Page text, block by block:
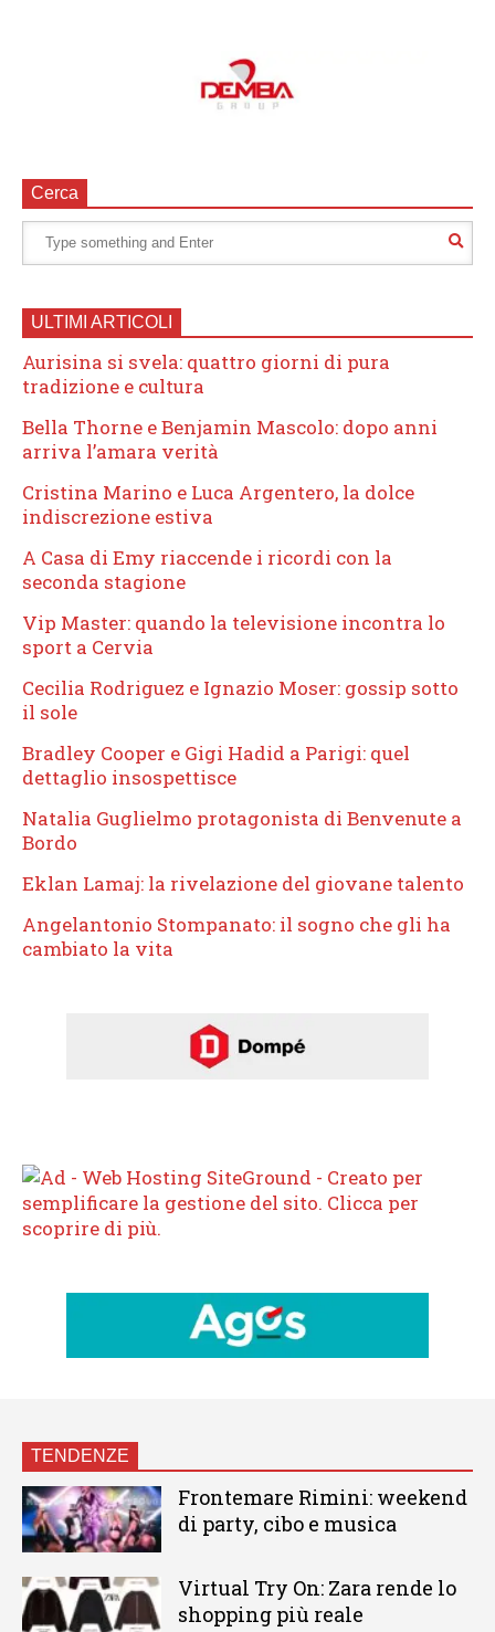
Cerca
ULTIMI ARTICOLI
Aurisina si svela: quattro giorni di pura
tradizione e cultura
Bella Thorne e Benjamin Mascolo: dopo anni
arriva l’amara verità
Cristina Marino e Luca Argentero, la dolce
indiscrezione estiva
A Casa di Emy riaccende i ricordi con la
seconda stagione
Vip Master: quando la televisione incontra lo
sport a Cervia
Cecilia Rodriguez e Ignazio Moser: gossip sotto
il sole
Bradley Cooper e Gigi Hadid a Parigi: quel
dettaglio insospettisce
Natalia Guglielmo protagonista di Benvenute a
Bordo
Eklan Lamaj: la rivelazione del giovane talento
Angelantonio Stompanato: il sogno che gli ha
cambiato la vita
TENDENZE
Frontemare Rimini: weekend
di party, cibo e musica
Virtual Try On: Zara rende lo
shopping più reale